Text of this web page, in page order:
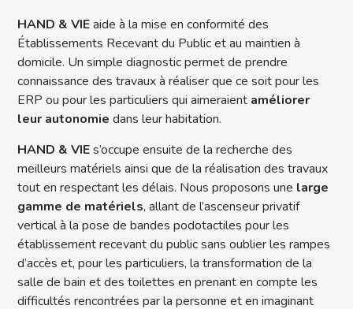
HAND & VIEaide à la mise en conformité des
Établissements Recevant du Public et au maintien à
domicile. Un simple diagnostic permet de prendre
connaissance des travaux à réaliser que ce soit pour les
ERP ou pour les particuliers qui aimeraient améliorer
leur autonomie dans leur habitation.
HAND & VIEs’occupe ensuite de la recherche des
meilleurs matériels ainsi que de la réalisation des travaux
tout en respectant les délais. Nous proposons une large
gamme de matériels, allant de l’ascenseur privatif
vertical à la pose de bandes podotactiles pour les
établissement recevant du public sans oublier les rampes
d’accès et, pour les particuliers, la transformation de la
salle de bain et des toilettes en prenant en compte les
difficultés rencontrées par la personne et en imaginant